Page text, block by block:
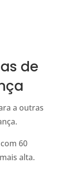
de
a outras
60
alta.